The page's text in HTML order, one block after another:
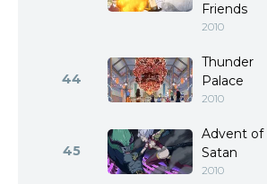
Friends
2010
44
Thunder
Palace
2010
45
Advent of
Satan
2010